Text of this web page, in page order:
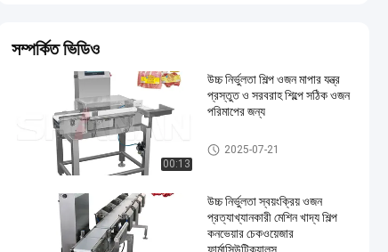
সম্পর্কিত ভিডিও
00:13
উচ্চ নির্ভুলতা শিল্প ওজন মাপার যন্ত্র
প্রস্তুত ও সরবরাহ শিল্পে সঠিক ওজন
পরিমাপের জন্য
কনভেয়র ওজন পরীক্ষক
2025-07-21
উচ্চ নির্ভুলতা স্বয়ংক্রিয় ওজন
প্রত্যাখ্যানকারী মেশিন খাদ্য শিল্প
কনভেয়ার চেকওয়েজার